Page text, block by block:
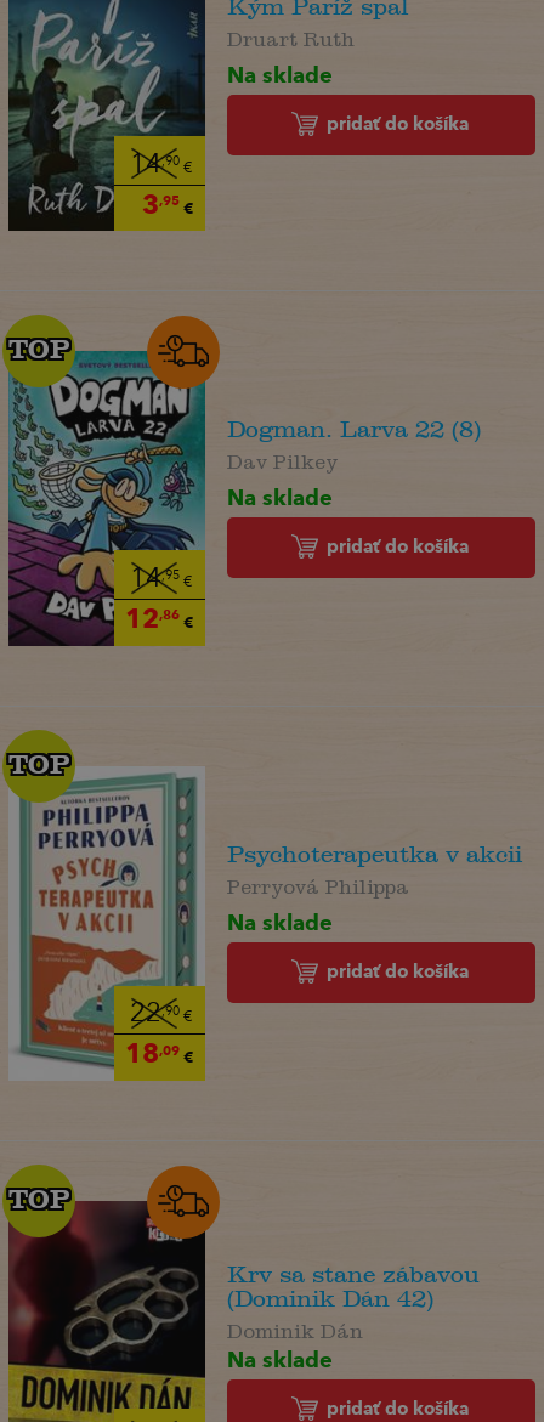
14,90€
3,95€
Kým Paríž spal
Druart Ruth
Na sklade
pridať do košíka
14,95€
12,86€
TOP
TOP
Dogman. Larva 22 (8)
Dav Pilkey
Na sklade
pridať do košíka
22,90€
18,09€
TOP
TOP
Psychoterapeutka v akcii
Perryová Philippa
Na sklade
pridať do košíka
TOP
TOP
Krv sa stane zábavou
(Dominik Dán 42)
Dominik Dán
Na sklade
pridať do košíka